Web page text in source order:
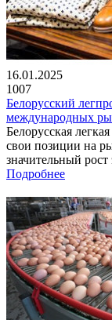
16.01.2025
1007
Белорусский
международных
Белорусская
свои позиции на
значительный рост
Подробнее